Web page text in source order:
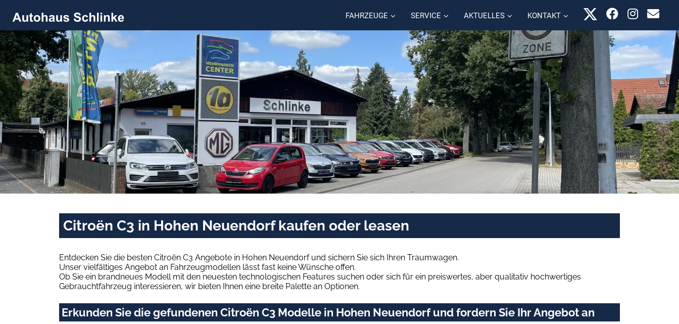
FAHRZEUGE SERVICE AKTUELLES KONTAKT
Citroën C3 in Hohen Neuendorf kaufen oder leasen
Entdecken Sie die besten Citroën C3 Angebote in Hohen Neuendorf und sichern Sie sich Ihren Traumwagen.
Unser vielfältiges Angebot an Fahrzeugmodellen lässt fast keine Wünsche offen.
Ob Sie ein brandneues Modell mit den neuesten technologischen Features suchen oder sich für ein preiswertes, aber qualitativ hochwertiges
Gebrauchtfahrzeug interessieren, wir bieten Ihnen eine breite Palette an Optionen.
Erkunden Sie die gefundenen Citroën C3 Modelle in Hohen Neuendorf und fordern Sie Ihr Angebot an